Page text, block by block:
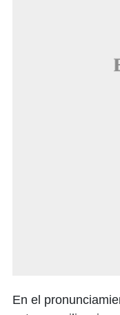
En el